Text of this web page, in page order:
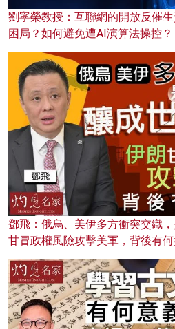
劉寧榮教授：互聯網的開放反催
困局？如何避免遭AI演算法操控？
鄧飛：俄烏、美伊多方衝突交織
甘冒政權風險攻擊美軍，背後有何